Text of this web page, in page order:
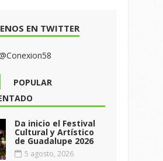
EN TWITTER
POPULAR
Da inicio el Festival
Cultural y Artístico
de Guadalupe 2026
5 agosto, 2026